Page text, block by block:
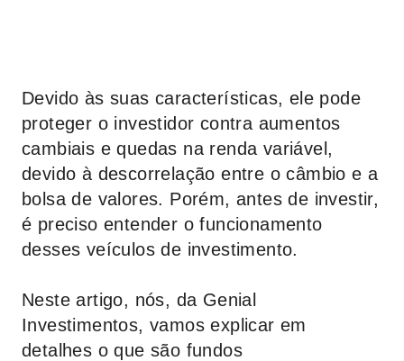
Devido às suas características, ele pode
proteger o investidor contra aumentos
cambiais e quedas na renda variável,
devido à descorrelação entre o câmbio e a
bolsa de valores. Porém, antes de investir,
é preciso entender o funcionamento
desses veículos de investimento.
Neste artigo, nós, da Genial
Investimentos, vamos explicar em
detalhes o que são fundos